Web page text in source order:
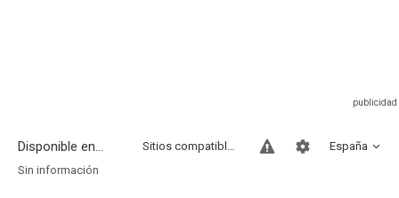
Disponible en... España
Sitios compatibles
Sin información